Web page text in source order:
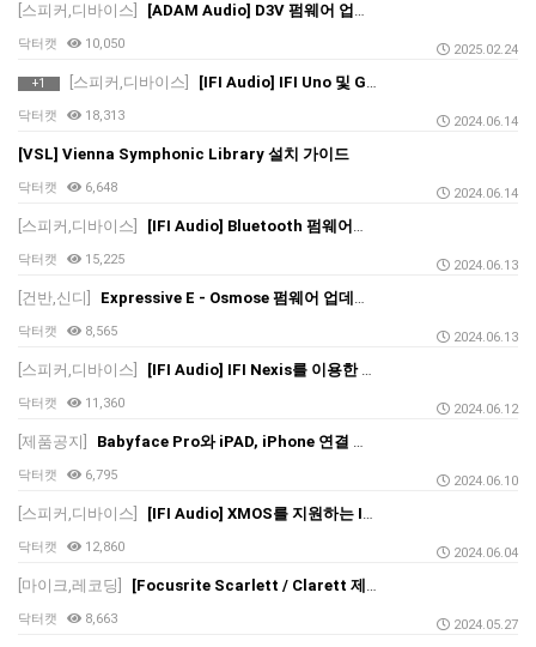
[스피커,디바이스] [ADAM Audio] D3V 펌웨어 업데이트 v1.7 출시! 소개부터 설치 방법까지
닥터캣 10,050 2025.02.24
+1 [스피커,디바이스] [IFI Audio] IFI Uno 및 Go Link 시리즈 등 IFI 휴대용 제품의 업데이트 방법
닥터캣 18,313 2024.06.14
[VSL] Vienna Symphonic Library 설치 가이드
닥터캣 6,648 2024.06.14
[스피커,디바이스] [IFI Audio] Bluetooth 펌웨어를 지원하는 IFI 제품군의 펌웨어 업데이트 방법
닥터캣 15,225 2024.06.13
[건반,신디] Expressive E - Osmose 펌웨어 업데이트 및 Key Calibration
닥터캣 8,565 2024.06.13
[스피커,디바이스] [IFI Audio] IFI Nexis를 이용한 펌웨어 업데이트 방법
닥터캣 11,360 2024.06.12
[제품공지] Babyface Pro와 iPAD, iPhone 연결 시 점검사항_Copy Mode 설정
닥터캣 6,795 2024.06.10
[스피커,디바이스] [IFI Audio] XMOS를 지원하는 IFI 제품의 펌웨어 업데이트 방법
닥터캣 12,860 2024.06.04
[마이크,레코딩] [Focusrite Scarlett / Clarett 제품군] Focusrite Control을 통해 제품 초기화를 진행하는 방법
닥터캣 8,663 2024.05.27